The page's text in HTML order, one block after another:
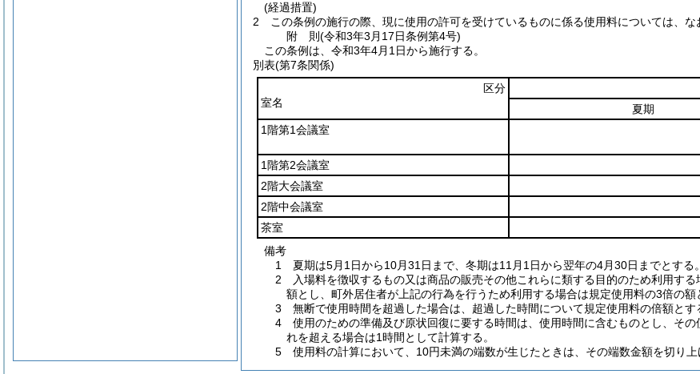
(経過措置)
2
この条例の施行の際、現に使用の許可を受けているものに係る使用料については、な
附 則(令和3年3月17日条例第4号)
この条例は、令和3年4月1日から施行する。
別表(第7条関係)
区分
室名
夏期
1階第1会議室
1階第2会議室
2階大会議室
2階中会議室
茶室
備考
1 夏期は5月1日から10月31日まで、冬期は11月1日から翌年の4月30日までとする。
2 入場料を徴収するもの又は商品の販売その他これらに類する目的のため利用す
額とし、町外居住者が上記の行為を行うため利用する場合は規定使用料の3倍の額
3 無断で使用時間を超過した場合は、超過した時間について規定使用料の倍額とす
4 使用のための準備及び原状回復に要する時間は、使用時間に含むものとし、そ
れを超える場合は1時間として計算する。
5 使用料の計算において、10円未満の端数が生じたときは、その端数金額を切り上